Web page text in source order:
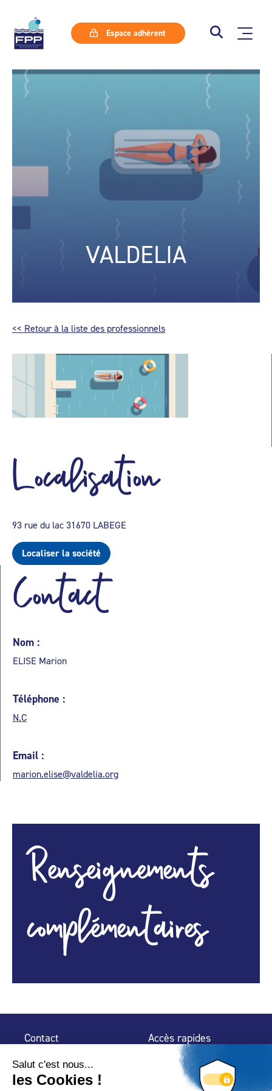
Espace adhérent
VALDELIA
<< Retour à la liste des professionnels
Localisation
93 rue du lac 31670 LABEGE
Localiser la société
Contact
Nom :
ELISE Marion
Téléphone :
N.C
Email :
marion.elise@valdelia.org
Renseignements
complémentaires
Contact
32 rue de Mogador
75 009 Paris
Accès rapides
Espace Presse
Trouver un